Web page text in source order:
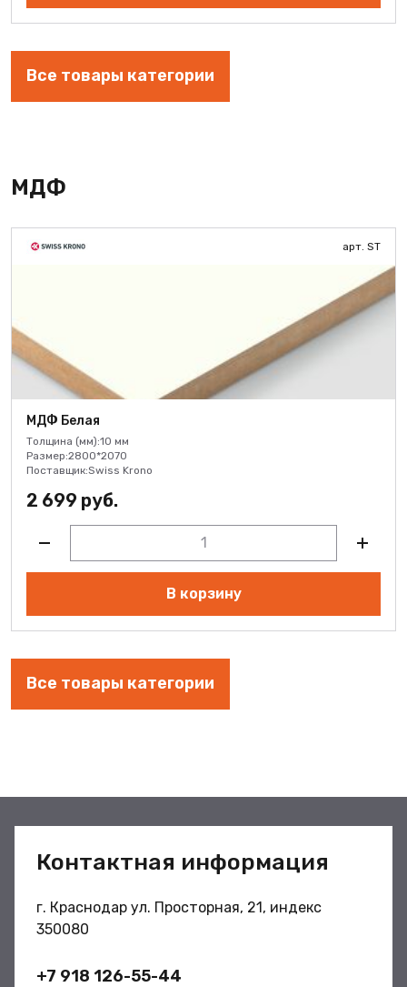
Все товары категории
МДФ
арт. ST
МДФ Белая
Толщина (мм):10 мм
Размер:2800*2070
Поставщик:Swiss Krono
2 699 руб.
В корзину
Все товары категории
Контактная информация
г. Краснодар ул. Просторная, 21, индекс
350080
+7 918 126-55-44